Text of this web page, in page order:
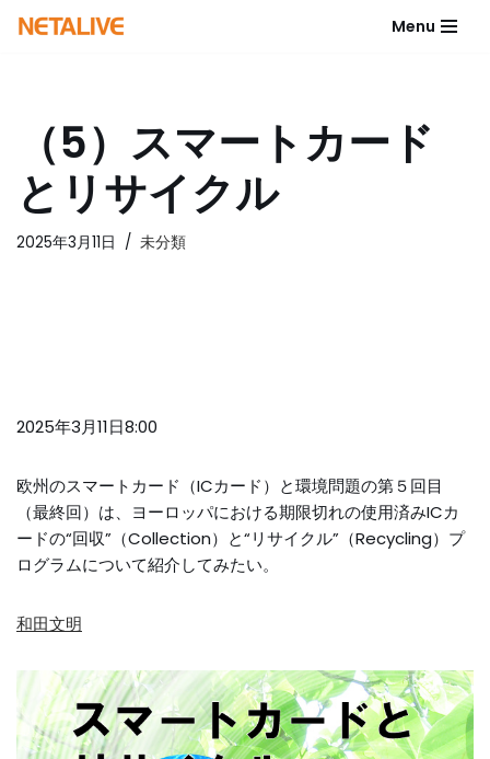
へ
ス
キ
Menu
（5）スマートカード
とリサイクル
2025年3月11日 未分類
2025年3月11日8:00
欧州のスマートカード（ICカード）と環境問題の第５回目
（最終回）は、ヨーロッパにおける期限切れの使用済みICカ
ードの“回収”（Collection）と“リサイクル”（Recycling）プ
ログラムについて紹介してみたい。
和田文明